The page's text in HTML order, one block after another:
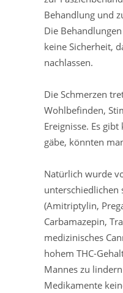
Behandlung und
Die
keine Sicherheit,
nachlassen.
Die Schmerzen
Wohlbefinden,
Ereignisse. Es
gäbe, könnten
Natürlich wurde
unterschiedlichen
(Amitriptylin,
Carbamazepin,
medizinisches
hohem THC-
Mannes zu
Medikamente